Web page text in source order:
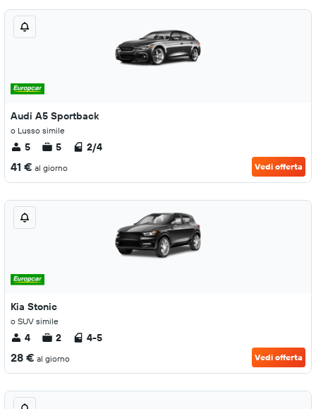
Audi A5 Sportback
o Lusso simile
5 5 2/4
41 € al giorno Vedi offerta
Kia Stonic
o SUV simile
4 2 4-5
28 € al giorno Vedi offerta